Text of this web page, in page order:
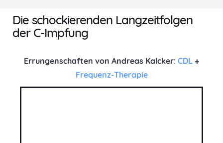
Die schockierenden Langzeitfolgen
der C-Impfung
Errungenschaften von Andreas Kalcker: CDL +
Frequenz-Therapie